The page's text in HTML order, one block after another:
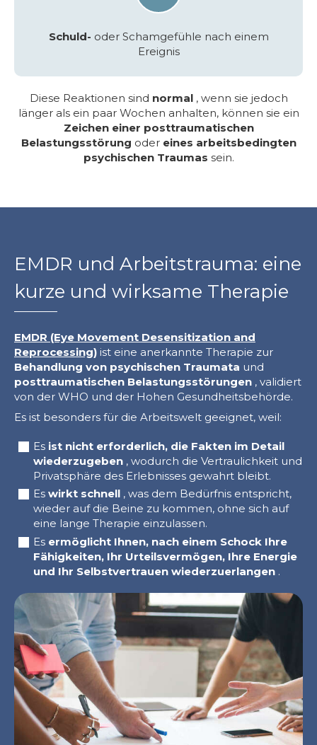
Schuld- oder Schamgefühle nach einem
Ereignis
Diese Reaktionen sind normal, wenn sie jedoch
länger als ein paar Wochen anhalten, können sie ein
Zeichen einer posttraumatischen
Belastungsstörung oder eines arbeitsbedingten
psychischen Traumas sein.
EMDR und Arbeitstrauma: eine
kurze und wirksame Therapie
EMDR (Eye Movement Desensitization and
Reprocessing) ist eine anerkannte Therapie zur
Behandlung von psychischen Traumata und
posttraumatischen Belastungsstörungen , validiert
von der WHO und der Hohen Gesundheitsbehörde.
Es ist besonders für die Arbeitswelt geeignet, weil:
Es ist nicht erforderlich, die Fakten im Detail
wiederzugeben , wodurch die Vertraulichkeit und
Privatsphäre des Erlebnisses gewahrt bleibt.
Es wirkt schnell , was dem Bedürfnis entspricht,
wieder auf die Beine zu kommen, ohne sich auf
eine lange Therapie einzulassen.
Es ermöglicht Ihnen, nach einem Schock Ihre
Fähigkeiten, Ihr Urteilsvermögen, Ihre Energie
und Ihr Selbstvertrauen wiederzuerlangen .